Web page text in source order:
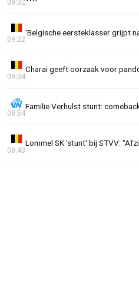
09:32
'Belgische eersteklasser grijpt
09:22
Charai geeft oorzaak voor
09:04
Familie Verhulst stunt:
08:54
Lommel SK 'stunt' bij STVV:
08:43